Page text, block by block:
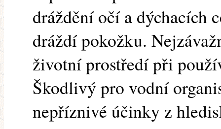
dráždění očí a dýchacích
dráždí pokožku.
životní prostředí při
Škodlivý pro vodní
nepříznivé účinky z